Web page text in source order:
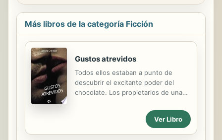
Más libros de la categoría Ficción
Gustos atrevidos
Todos ellos estaban a punto de
descubrir el excitante poder del
chocolate. Los propietarios de una
demostrar la teoría de que el
chocolate era el mejor afrodisíaco del
Ver Libro